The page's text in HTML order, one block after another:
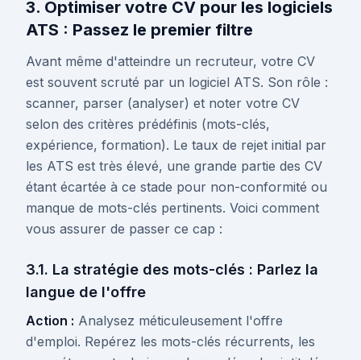
3. Optimiser votre CV pour les logiciels
ATS : Passez le premier filtre
Avant même d'atteindre un recruteur, votre CV
est souvent scruté par un logiciel ATS. Son rôle :
scanner, parser (analyser) et noter votre CV
selon des critères prédéfinis (mots-clés,
expérience, formation). Le taux de rejet initial par
les ATS est très élevé, une grande partie des CV
étant écartée à ce stade pour non-conformité ou
manque de mots-clés pertinents. Voici comment
vous assurer de passer ce cap :
3.1. La stratégie des mots-clés : Parlez la
langue de l'offre
Action : Analysez méticuleusement l'offre
d'emploi. Repérez les mots-clés récurrents, les